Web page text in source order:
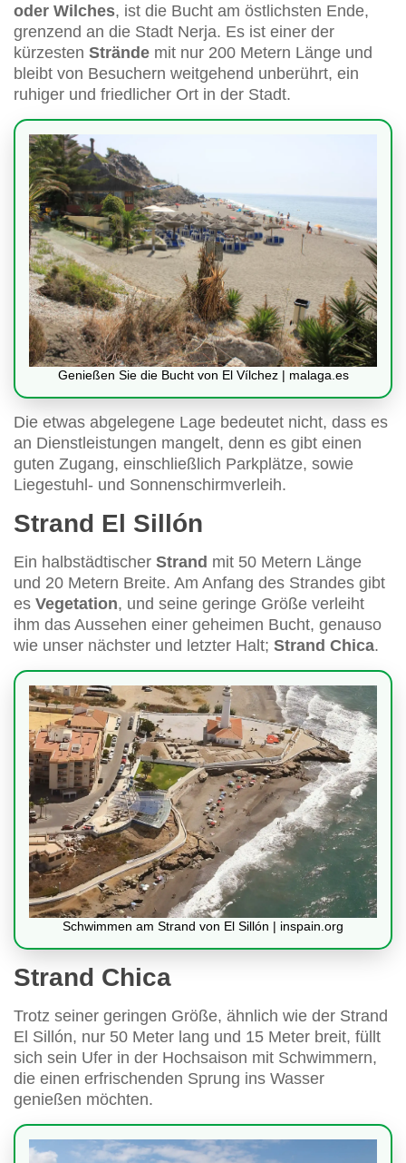
oder Wilches, ist die Bucht am östlichsten Ende,
grenzend an die Stadt Nerja. Es ist einer der
kürzesten Strände mit nur 200 Metern Länge und
bleibt von Besuchern weitgehend unberührt, ein
ruhiger und friedlicher Ort in der Stadt.
Genießen Sie die Bucht von El Vílchez | malaga.es
Die etwas abgelegene Lage bedeutet nicht, dass es
an Dienstleistungen mangelt, denn es gibt einen
guten Zugang, einschließlich Parkplätze, sowie
Liegestuhl- und Sonnenschirmverleih.
Strand El Sillón
Ein halbstädtischer Strand mit 50 Metern Länge
und 20 Metern Breite. Am Anfang des Strandes gibt
es Vegetation, und seine geringe Größe verleiht
ihm das Aussehen einer geheimen Bucht, genauso
wie unser nächster und letzter Halt; Strand Chica.
Schwimmen am Strand von El Sillón | inspain.org
Strand Chica
Trotz seiner geringen Größe, ähnlich wie der Strand
El Sillón, nur 50 Meter lang und 15 Meter breit, füllt
sich sein Ufer in der Hochsaison mit Schwimmern,
die einen erfrischenden Sprung ins Wasser
genießen möchten.